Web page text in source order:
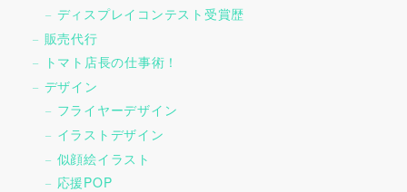
ディスプレイコンテスト受賞歴
販売代行
トマト店長の仕事術！
デザイン
フライヤーデザイン
イラストデザイン
似顔絵イラスト
応援POP